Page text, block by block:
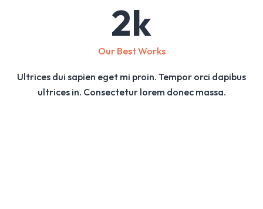
2k
Our Best Works
Ultrices dui sapien eget mi proin. Tempor orci dapibus
ultrices in. Consectetur lorem donec massa.